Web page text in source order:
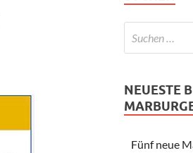
NEUESTE
Fünf neue